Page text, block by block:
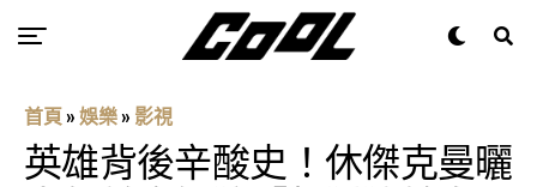
首頁 » 娛樂 » 影視
英雄背後辛酸史！休傑克曼曬